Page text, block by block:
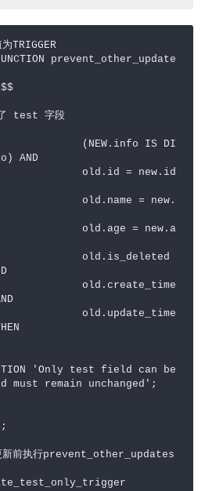
TRIGGER
FUNCTION prevent_other_update
$$
AND
must remain unchanged';
新前执行prevent_other_updates